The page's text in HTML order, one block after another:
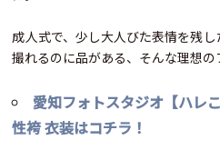
成人式で、少し大人びた表情を残
撮れるのに品がある、そんな理想の
愛知フォトスタジオ【ハレ
性袴 衣装はコチラ！